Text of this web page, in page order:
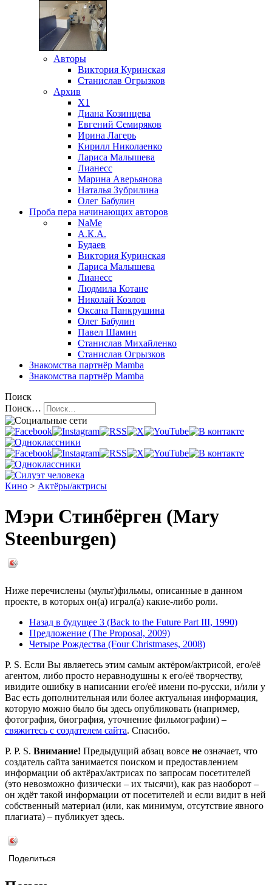
Авторы
Виктория Куринская
Станислав Огрызков
Архив
X1
Диана Козинцева
Евгений Семиряков
Ирина Лагерь
Кирилл Николаенко
Лариса Малышева
Лианесс
Марина Аверьянова
Наталья Зубрилина
Олег Бабулин
Проба пера начинающих авторов
NaMe
А.К.А.
Будаев
Виктория Куринская
Лариса Малышева
Лианесс
Людмила Котане
Николай Козлов
Оксана Панкрушина
Олег Бабулин
Павел Шамин
Станислав Михайленко
Станислав Огрызков
Знакомства партнёр Mamba
Знакомства партнёр Mamba
Поиск
Поиск…
Кино > Актёры/актрисы
Мэри Стинбёрген (Mary
Steenburgen)
Ниже перечислены (мульт)фильмы, описанные в данном
проекте, в которых он(а) играл(а) какие-либо роли.
Назад в будущее 3 (Back to the Future Part III, 1990)
Предложение (The Proposal, 2009)
Четыре Рождества (Four Christmases, 2008)
P. S. Если Вы являетесь этим самым актёром/актрисой, его/её
агентом, либо просто неравнодушны к его/её творчеству,
ивидите ошибку в написании его/её имени по-русски, и/или у
Вас есть дополнительная или более актуальная информация,
которую можно было бы здесь опубликовать (например,
фотография, биография, уточнение фильмографии) –
свяжитесь с создателем сайта. Спасибо.
P. P. S. Внимание! Предыдущий абзац вовсе не означает, что
создатель сайта занимается поиском и предоставлением
информации об актёрах/актрисах по запросам посетителей
(это невозможно физически – их тысячи), как раз наоборот –
он ждёт такой информации от посетителей и если видит в ней
собственный материал (или, как минимум, отсутствие явного
плагиата) – публикует здесь.
Поделиться